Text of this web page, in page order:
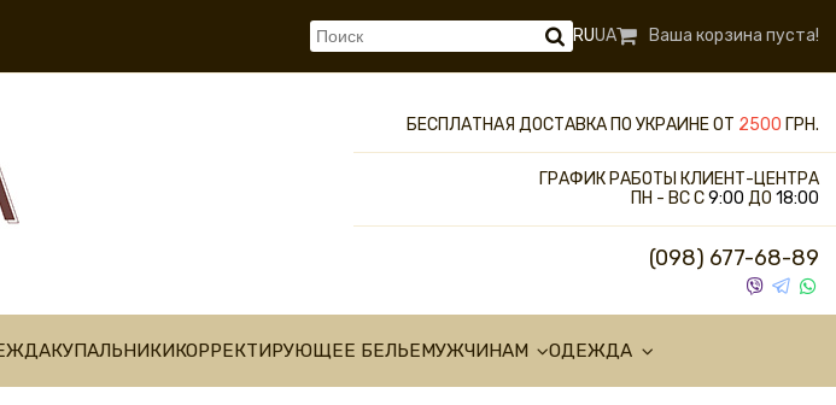
RUUA Ваша корзина пуста!
БЕСПЛАТНАЯ ДОСТАВКА ПО УКРАИНЕ ОТ 2500 ГРН.
ГРАФИК РАБОТЫ КЛИЕНТ-ЦЕНТРА
ПН - ВС С9:00 ДО 18:00
(098) 677-68-89
КУПАЛЬНИКИКОРРЕКТИРУЮЩЕЕ БЕЛЬЕМУЖЧИНАМ ОДЕЖДА